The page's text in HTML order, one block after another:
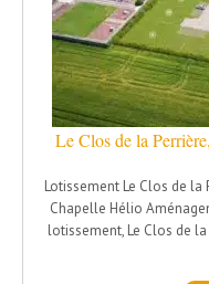
Le Clos de la
Lotissement Le Clos de la
Chapelle Hélio
lotissement, Le Clos de